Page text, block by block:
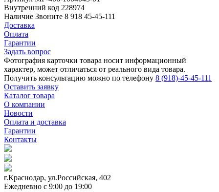
Внутренний код 228974
Наличие Звоните 8 918 45-45-111
Доставка
Оплата
Гарантии
Задать вопрос
Фотография карточки товара носит информационный
характер, может отличаться от реального вида товара.
Получить консультацию можно по телефону 8 (918)-45-45-111
Оставить заявку
Каталог товара
О компании
Новости
Оплата и доставка
Гарантии
Контакты
г.Краснодар, ул.Российская, 402
Ежедневно c 9:00 до 19:00